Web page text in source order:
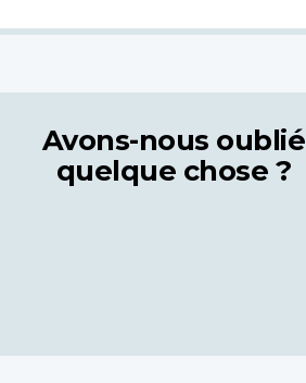
Avons-nous oublié
quelque chose ?